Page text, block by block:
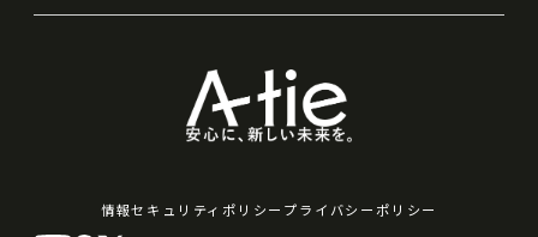
情報セキュリティポリシー プライバシーポリシー